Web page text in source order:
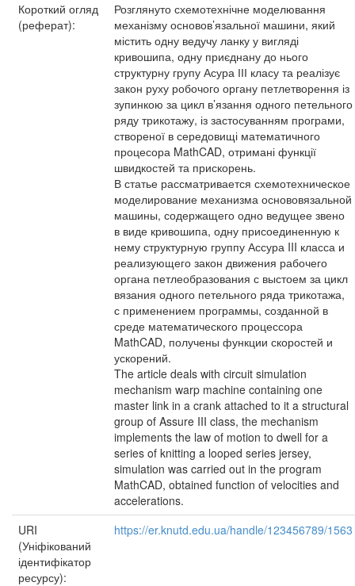
Короткий огляд
(реферат):
Розглянуто схемотехнічне моделювання
механізму основов’язальної машини, який
містить одну ведучу ланку у вигляді
кривошипа, одну приєднану до нього
структурну групу Асура ІІІ класу та реалізує
закон руху робочого органу петлетворення із
зупинкою за цикл в’язання одного петельного
ряду трикотажу, із застосуванням програми,
створеної в середовищі математичного
процесора MathCAD, отримані функції
швидкостей та прискорень.
В статье рассматривается схемотехническое
моделирование механизма основовязальной
машины, содержащего одно ведущее звено
в виде кривошипа, одну присоединенную к
нему структурную группу Ассура III класса и
реализующего закон движения рабочего
органа петлеобразования с выстоем за цикл
вязания одного петельного ряда трикотажа,
с применением программы, созданной в
среде математического процессора
MathCAD, получены функции скоростей и
ускорений.
The article deals with circuit simulation
mechanism warp machine containing one
master link in a crank attached to it a structural
group of Assure III class, the mechanism
implements the law of motion to dwell for a
series of knitting a looped series jersey,
simulation was carried out in the program
MathCAD, obtained function of velocities and
accelerations.
URI
(Уніфікований
ідентифікатор
ресурсу):
https://er.knutd.edu.ua/handle/123456789/1563